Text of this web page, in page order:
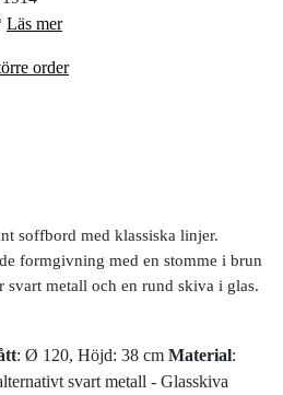
Läs mer
order
soffbord med klassiska linjer.
formgivning med en stomme i brun
svart metall och en rund skiva i glas.
: Ø 120, Höjd: 38 cm Material:
svart metall - Glasskiva